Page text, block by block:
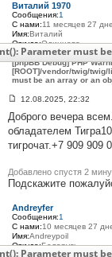
Виталий 1970
Сообщения:1
С нами:11 месяцев 27
Имя:Виталий
Откуда:Одинцово
Мото:Triumph Tiger 1050
[phpBB Debug] PHP
[ROOT]/vendor/twig/twig/
must be an array or an
Parameter must
о
б
щ
и
е
#
0
1
12.08.2025, 22:32
Доброго вечера
обладателем
тигрочат.+7 909 909
Добавлено спустя 2
Подскажите
Andreyfer
Сообщения:1
С нами:10 месяцев 27
Имя:Andreypoil
Откуда:Беларусь
Мото:Triumph tiger 800
Parameter must